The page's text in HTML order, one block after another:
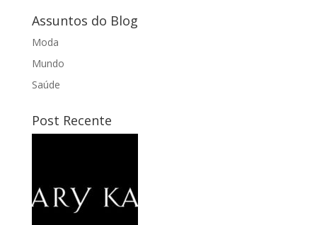
Assuntos do Blog
Moda
Mundo
Saúde
Post Recente